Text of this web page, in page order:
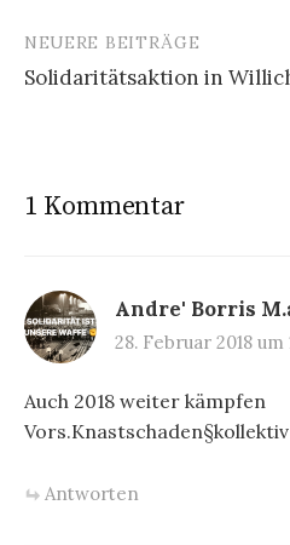
NEUERE BEITRÄGE
Solidaritätsaktion in
1 Kommentar
Andre' Borris
28. Februar 2018 um
Auch 2018 weiter kämpfen
Vors.Knastschaden§kollektiv
Antworten